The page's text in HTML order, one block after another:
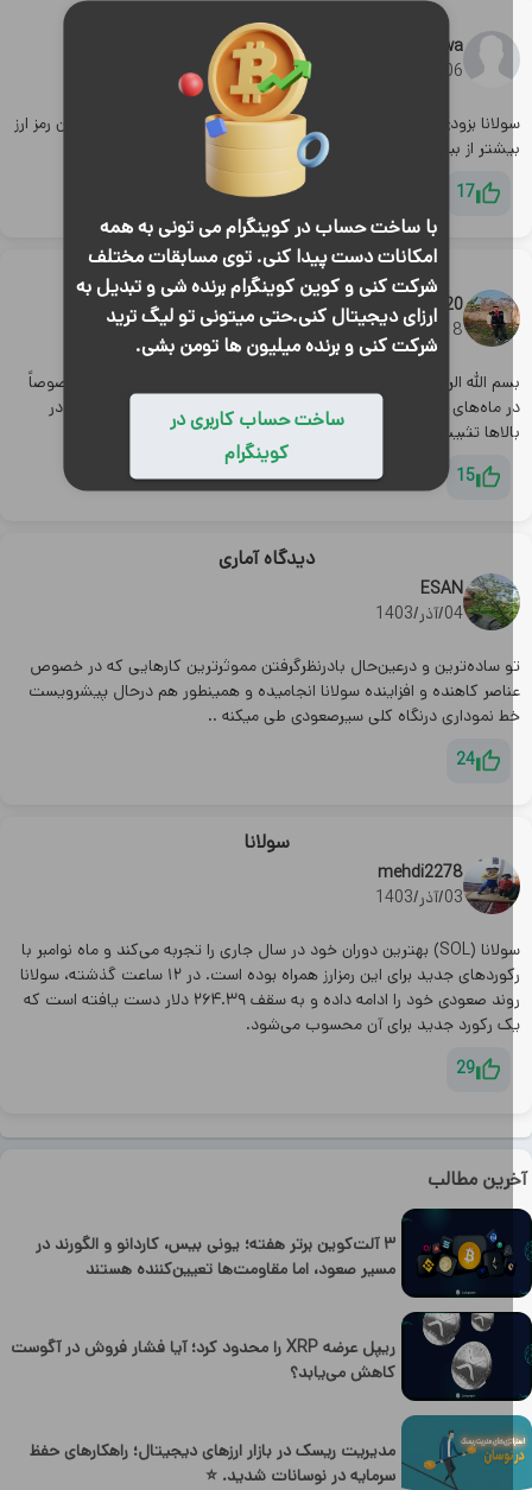
با ساخت حساب در کوینگرام می تونی به همه
امکانات دست پیدا کنی. توی مسابقات مختلف
شرکت کنی و کوین کوینگرام برنده شی و تبدیل به
ارزای دیجیتال کنی.حتی میتونی تو لیگ ترید
شرکت کنی و برنده میلیون ها تومن بشی.
ساخت حساب کاربری در
کوینگرام
مطالب
۳ آلت‌کوین برتر هفته؛ یونی بیس، کاردانو و الگورند در
مسیر صعود، اما مقاومت‌ها تعیین‌کننده هستند
ریپل عرضه XRP را محدود کرد؛ آیا فشار فروش در آگوست
کاهش می‌یابد؟
مدیریت ریسک در بازار ارزهای دیجیتال؛ راهکارهای حفظ
سرمایه در نوسانات شدید. ⭐
شبکه آزاد جهان آزاد پول آزاد
hawa
06/آذر/1403
سولانا بزودی به 500 دلار میرسه، از بس شبکه ی خوب و امنیه. رشد این رمز ارز
از بیت کوین در آینده خواهد بود.
17
سولانا
erfangeymer20
18/دی/1403
الله الرحمن الرحیم سولانا امسال واقعاً رشد چشمگیری داشت مخصوصاً
ماه‌های اخیر که امیدواریم این رشد ادامه داشته باشه وجای خود را در
تثبیت کنه وبه نظر من اینده خوبی داره
15
دیدگاه آماری
ESAN
04/آذر/1403
ساده‌ترین و درعین‌حال بادرنظرگرفتن مموثرترین کارهایی که در خصوص
کاهنده و افزاینده سولانا انجامیده و همینطور هم درحال پیشرویست
نموداری درنگاه کلی سیرصعودی طی میکنه ..
24
سولانا
mehdi2278
03/آذر/1403
سولانا (SOL) بهترین دوران خود در سال جاری را تجربه می‌کند و ماه نوامبر با
رکوردهای جدید برای این رمزارز همراه بوده است. در ۱۲ ساعت گذشته، سولانا
روند صعودی خود را ادامه داده و به سقف ۲۶۴.۳۹ دلار دست یافته است که
رکورد جدید برای آن محسوب می‌شود.
29